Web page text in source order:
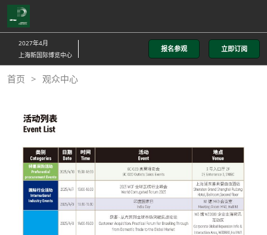
直
接
跳
至
内
2027年4月
上海新国际博览中心
报名参观 立即订阅
首页 观众中心